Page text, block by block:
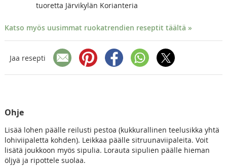
tuoretta Järvikylän Korianteria
Katso myös uusimmat ruokatrendien reseptit täältä »
Jaa resepti
Ohje
Lisää lohen päälle reilusti pestoa (kukkurallinen teelusikka yhtä
lohiviipaletta kohden). Leikkaa päälle sitruunaviipaleita. Voit
lisätä joukkoon myös sipulia. Lorauta sipulien päälle hieman
öljyä ja ripottele suolaa.